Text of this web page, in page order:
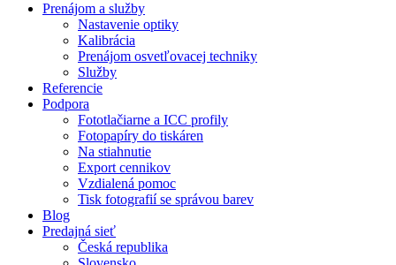
Prenájom a služby
Nastavenie optiky
Kalibrácia
Prenájom osvetľovacej techniky
Služby
Referencie
Podpora
Fototlačiarne a ICC profily
Fotopapíry do tiskáren
Na stiahnutie
Export cennikov
Vzdialená pomoc
Tisk fotografií se správou barev
Blog
Predajná sieť
Česká republika